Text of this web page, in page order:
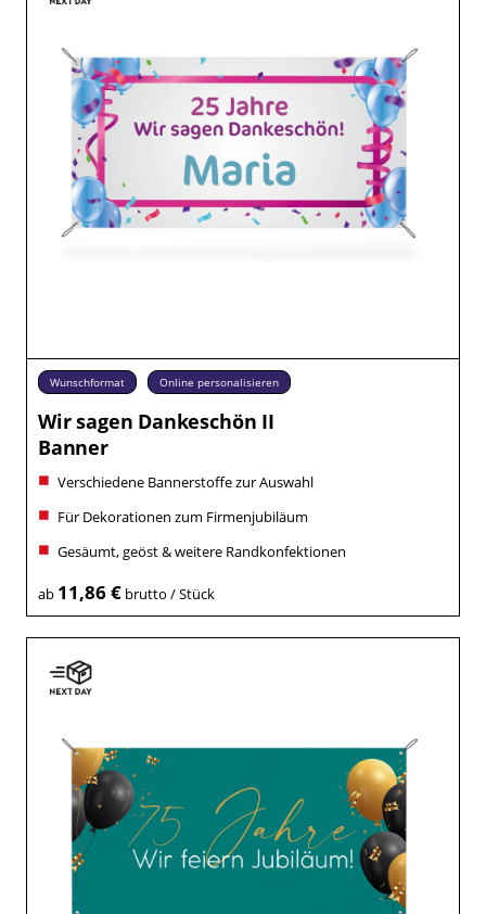
Wunschformat Online personalisieren
Wir sagen Dankeschön II
Banner
Verschiedene Bannerstoffe zur Auswahl
Für Dekorationen zum Firmenjubiläum
Gesäumt, geöst & weitere Randkonfektionen
ab 11,86 €brutto / Stück